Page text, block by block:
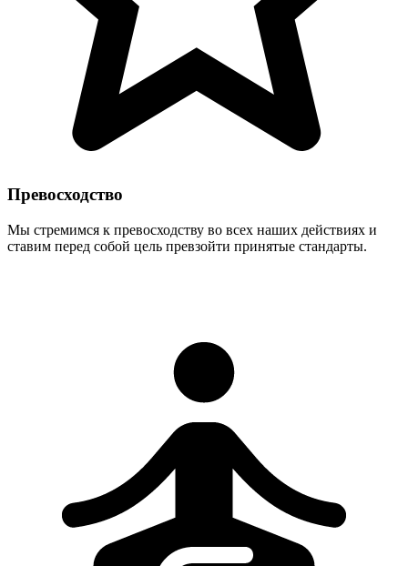
Превосходство
Мы стремимся к превосходству во всех наших действиях и
ставим перед собой цель превзойти принятые стандарты.